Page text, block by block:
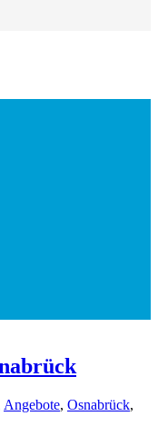
Angebote, Osnabrück,